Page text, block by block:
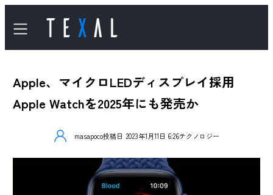
Apple、マイクロLEDディスプレイ採用
Apple Watchを2025年にも発売か
masapoco投稿日 2023年1月11日 6:26テクノロジー